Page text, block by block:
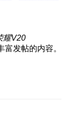
耀V20
发帖的内容。